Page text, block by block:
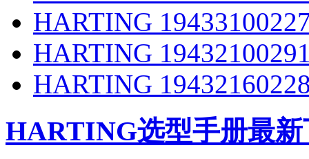
HARTING
HARTING
HARTING
HARTING选型手册最